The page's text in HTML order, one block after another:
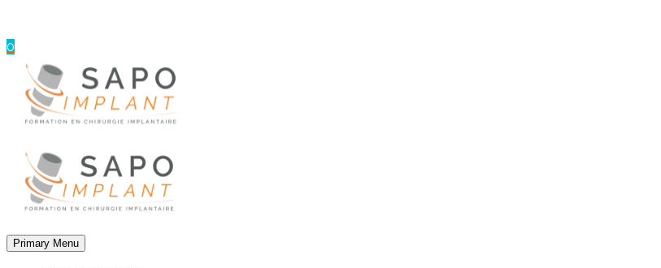
0
Primary Menu